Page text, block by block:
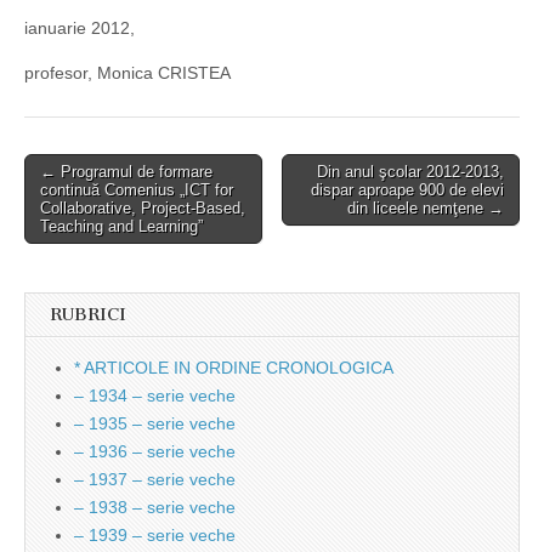
ianuarie 2012,
profesor, Monica CRISTEA
Post
navigation
← Programul de formare
continuă Comenius „ICT for
Collaborative, Project-Based,
Teaching and Learning”
Din anul şcolar 2012-2013,
dispar aproape 900 de elevi
din liceele nemţene →
RUBRICI
* ARTICOLE IN ORDINE CRONOLOGICA
– 1934 – serie veche
– 1935 – serie veche
– 1936 – serie veche
– 1937 – serie veche
– 1938 – serie veche
– 1939 – serie veche